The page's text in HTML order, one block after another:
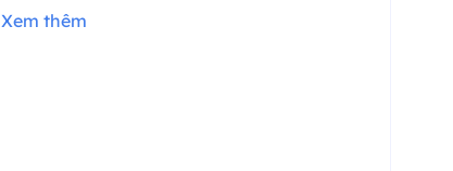
Xem thêm